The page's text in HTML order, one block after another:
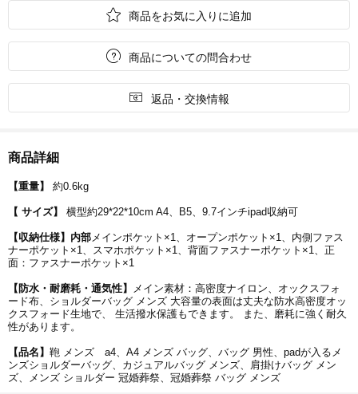
 商品をお気に入りに追加
 商品についての問合わせ
 返品・交換情報
商品詳細
【重量】 約0.6kg
【 サイズ】 横型約29*22*10cm A4、B5、9.7インチipad収納可
【収納仕様】内部メインポケット×1、オープンポケット×1、内側ファス
ナーポケット×1、スマホポケット×1、背面ファスナーポケット×1、正
面：ファスナーポケット×1
【防水・耐磨耗・通気性】
メイン素材：高密度ナイロン、オックスフォ
ード布、ショルダーバッグ メンズ 大容量の表面は丈夫な防水高密度オッ
クスフォード生地で、 生活撥水保護もできます。 また、磨耗に強く耐久
性があります。
【品名】 鞄 メンズ a4、A4 メンズ バッグ、バッグ 男性、padが入るメ
ンズショルダーバッグ、カジュアルバッグ メンズ、肩掛けバッグ メン
ズ、メンズ ショルダー 冠婚葬祭、冠婚葬祭 バッグ メンズ